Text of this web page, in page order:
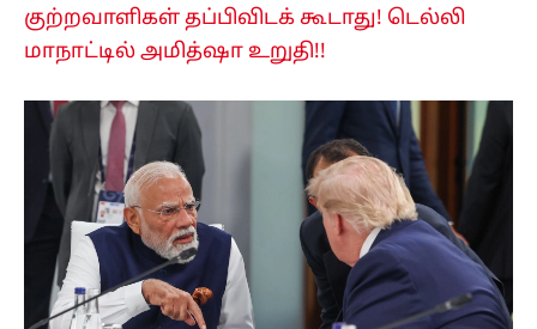
குற்றவாளிகள் தப்பிவிடக் கூடாது! டெல்லி
மாநாட்டில் அமித்ஷா உறுதி!!